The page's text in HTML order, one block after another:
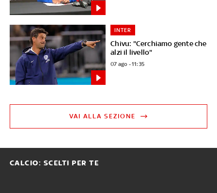
Chivu: "Cerchiamo gente che
alzi il livello"
INTER
07 ago - 11:35
VAI ALLA SEZIONE
CALCIO: SCELTI PER TE